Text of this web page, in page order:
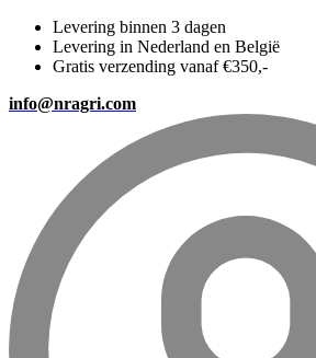
Levering binnen 3 dagen
Levering in Nederland en België
Gratis verzending vanaf €350,-
info@nragri.com